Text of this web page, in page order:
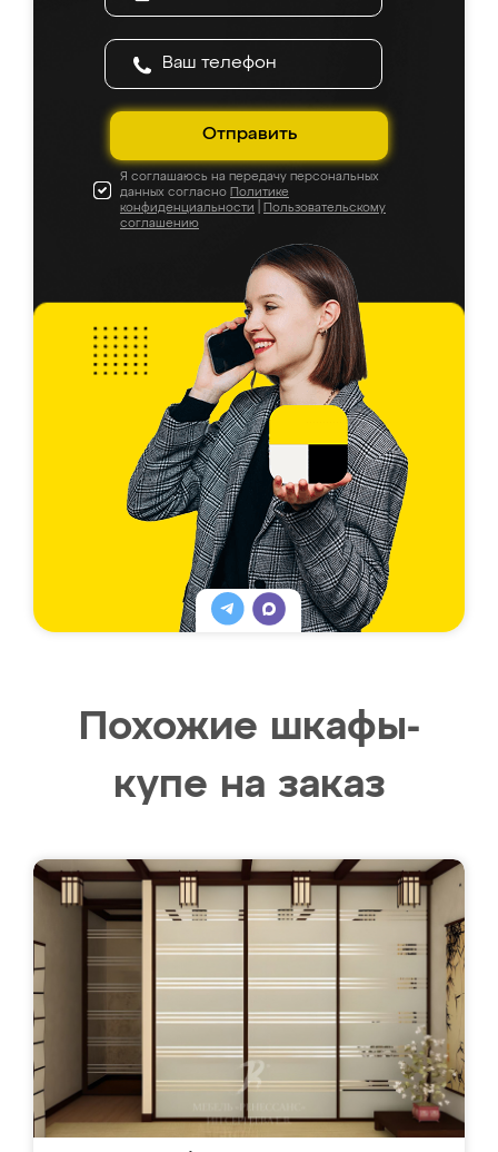
Отправить
Я соглашаюсь на передачу персональных
данных согласно Политике
конфиденциальности
Пользовательскому
соглашению
Похожие шкафы-
купе на заказ